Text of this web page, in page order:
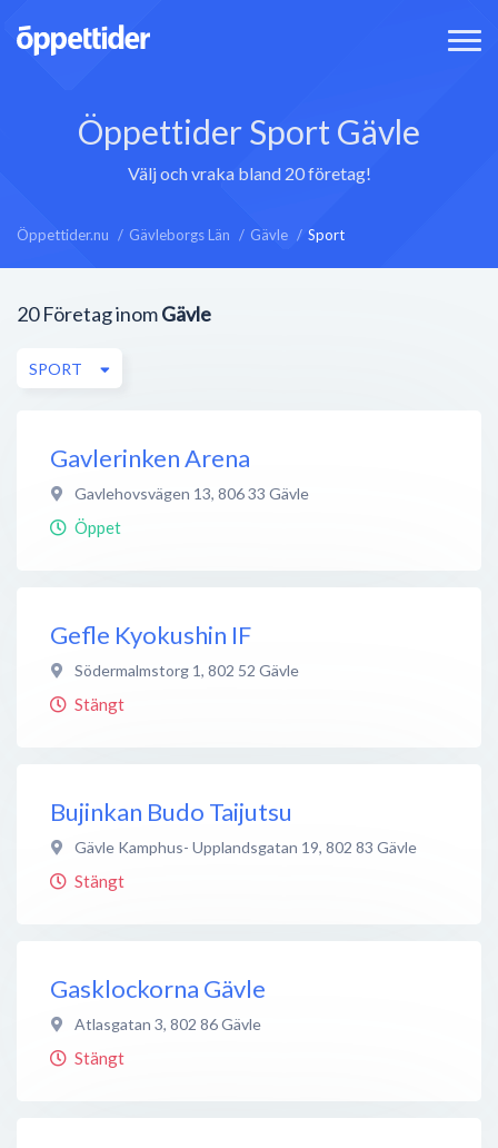
Öppettider Sport Gävle
Välj och vraka bland 20 företag!
Öppettider.nu Gävleborgs Län Gävle Sport
20 Företag inomGävle
SPORT
Gavlerinken Arena
Gavlehovsvägen 13, 806 33 Gävle
Öppet
Gefle Kyokushin IF
Södermalmstorg 1, 802 52 Gävle
Stängt
Bujinkan Budo Taijutsu
Gävle Kamphus- Upplandsgatan 19, 802 83 Gävle
Stängt
Gasklockorna Gävle
Atlasgatan 3, 802 86Gävle
Stängt